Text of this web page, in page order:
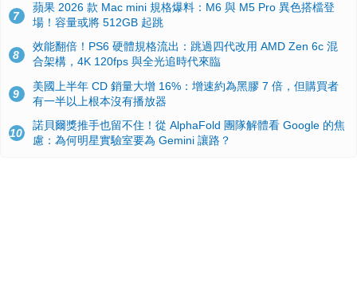
7
蘋果 2026 款 Mac mini 規格爆料：M6 與 M5 Pro 異色搭檔登
場！容量或將 512GB 起跳
8
效能翻倍！PS6 硬體規格流出：跳過四代改用 AMD Zen 6c 混
合架構，4K 120fps 與全光追時代來臨
9
美國上半年 CD 銷量大增 16%：增速約為黑膠 7 倍，但購買者
有一半以上根本沒有播放器
10
諾貝爾獎推手也留不住！從 AlphaFold 團隊解體看 Google 的焦
慮：為何明星實驗室要為 Gemini 讓路？